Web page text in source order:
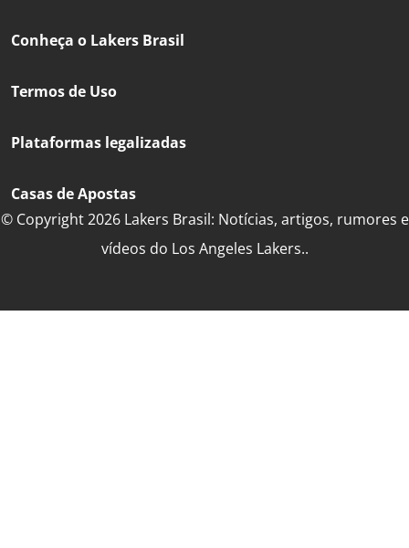
Conheça o Lakers Brasil
Termos de Uso
Plataformas legalizadas
Casas de Apostas
© Copyright 2026 Lakers Brasil: Notícias, artigos, rumores e
vídeos do Los Angeles Lakers..